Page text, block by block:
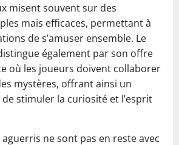
misent souvent sur des
mais efficaces, permettant à
de s’amuser ensemble. Le
également par son offre
où les joueurs doivent collaborer
mystères, offrant ainsi un
stimuler la curiosité et l’esprit
ne sont pas en reste avec